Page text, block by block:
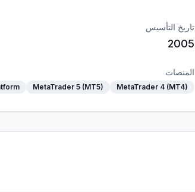
تاريخ التأسيس
2005
المنصات
MetaTrader 4 (MT4)
MetaTrader 5 (MT5)